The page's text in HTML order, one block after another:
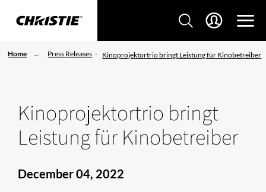
Home Press Releases Kinoprojektortrio bringt Leistung für Kinobetreiber
Kinoprojektortrio bringt
Leistung für Kinobetreiber
December 04, 2022